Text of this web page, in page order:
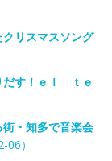
リスマスソング
だす！ｅｌ ｔｅ
・知多で音楽会
06）